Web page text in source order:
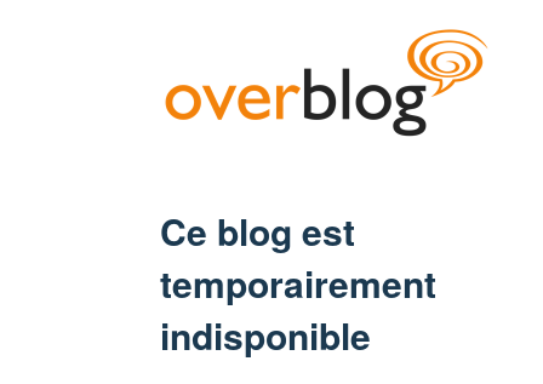
Ce blog est
temporairement
indisponible